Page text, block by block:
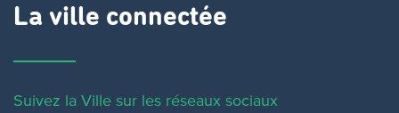
La ville connectée
Suivez la Ville sur les réseaux sociaux